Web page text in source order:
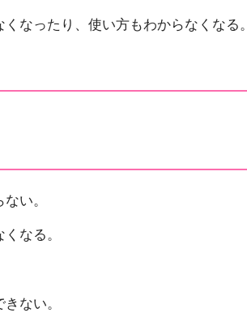
なったり、使い方もわからなくなる。
い。
なる。
ない。